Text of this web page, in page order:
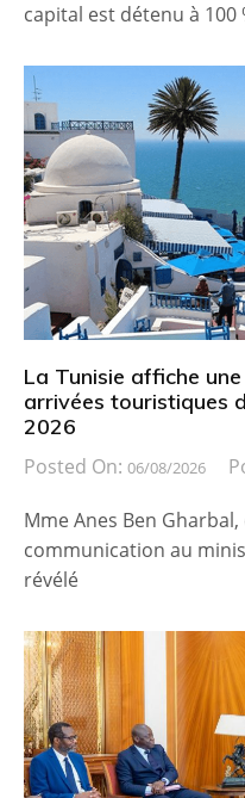
capital est détenu à 100
La Tunisie affiche
arrivées touristiques
2026
Posted On: 06/08/2026
Mme Anes Ben
communication au
révélé